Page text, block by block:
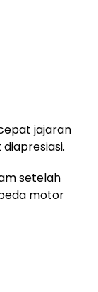
cepat jajaran
setelah
motor